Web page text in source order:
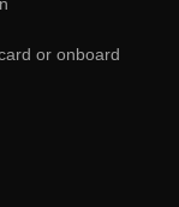
or onboard